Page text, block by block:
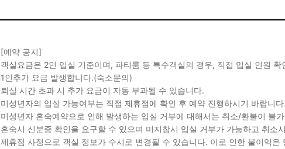
[예약 공지]
객실요금은 2인 입실 기준이며, 파티룸 등 특수객실의 경우, 직접 입실 인원 확
1인추가 요금 발생합니다.(숙소문의)
퇴실 시간 초과 시 추가 요금이 자동 부과될 수 있습니다.
미성년자의 입실 가능여부는 직접 제휴점에 확인 후 예약 진행하시기 바랍니
미성년자 혼숙예약으로 인해 발생하는 입실 거부에 대해서는 취소/환불이 불
혼숙시 신분증 확인을 요구할 수 있으며 미지참시 입실 거부가 가능하고 취소
제휴점 사정으로 객실 정보가 수시로 변경될 수 있습니다. 이로 인한 불이익은